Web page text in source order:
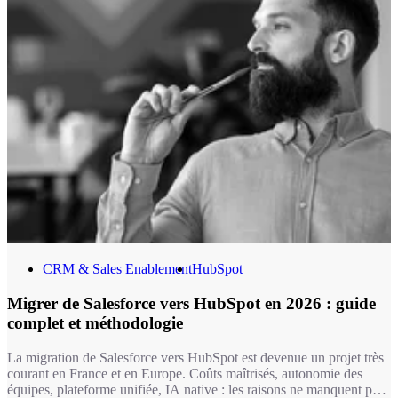
CRM & Sales EnablementHubSpot
Migrer de Salesforce vers HubSpot en 2026 : guide
complet et méthodologie
La migration de Salesforce vers HubSpot est devenue un projet très
courant en France et en Europe. Coûts maîtrisés, autonomie des
équipes, plateforme unifiée, IA native : les raisons ne manquent pas.